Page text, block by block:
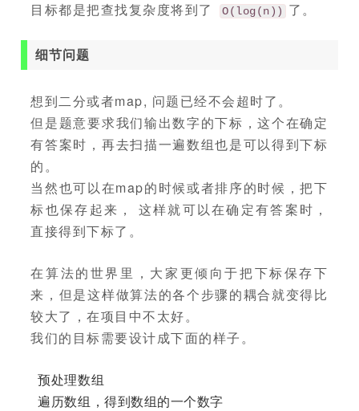
目标都是把查找复杂度将到了
O(log(n)) 了。
细节问题
想到二分或者map, 问题已经不会超时了。
但是题意要求我们输出数字的下标，这个在确定
有答案时，再去扫描一遍数组也是可以得到下标
的。
当然也可以在map的时候或者排序的时候，把下
标也保存起来， 这样就可以在确定有答案时，
直接得到下标了。
在算法的世界里，大家更倾向于把下标保存下
来，但是这样做算法的各个步骤的耦合就变得比
较大了，在项目中不太好。
我们的目标需要设计成下面的样子。
预处理数组
遍历数组，得到数组的一个数字